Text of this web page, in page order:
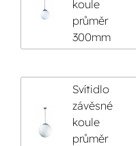
koule
průměr
300mm
Svítidlo
závěsné
koule
průměr